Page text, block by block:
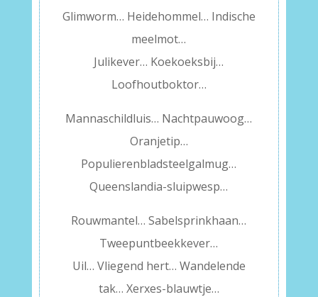
Glimworm… Heidehommel… Indische
meelmot…
Julikever… Koekoeksbij…
Loofhoutboktor…
Mannaschildluis… Nachtpauwoog…
Oranjetip…
Populierenbladsteelgalmug…
Queenslandia-sluipwesp…
Rouwmantel… Sabelsprinkhaan…
Tweepuntbeekkever…
Uil… Vliegend hert… Wandelende
tak… Xerxes-blauwtje…